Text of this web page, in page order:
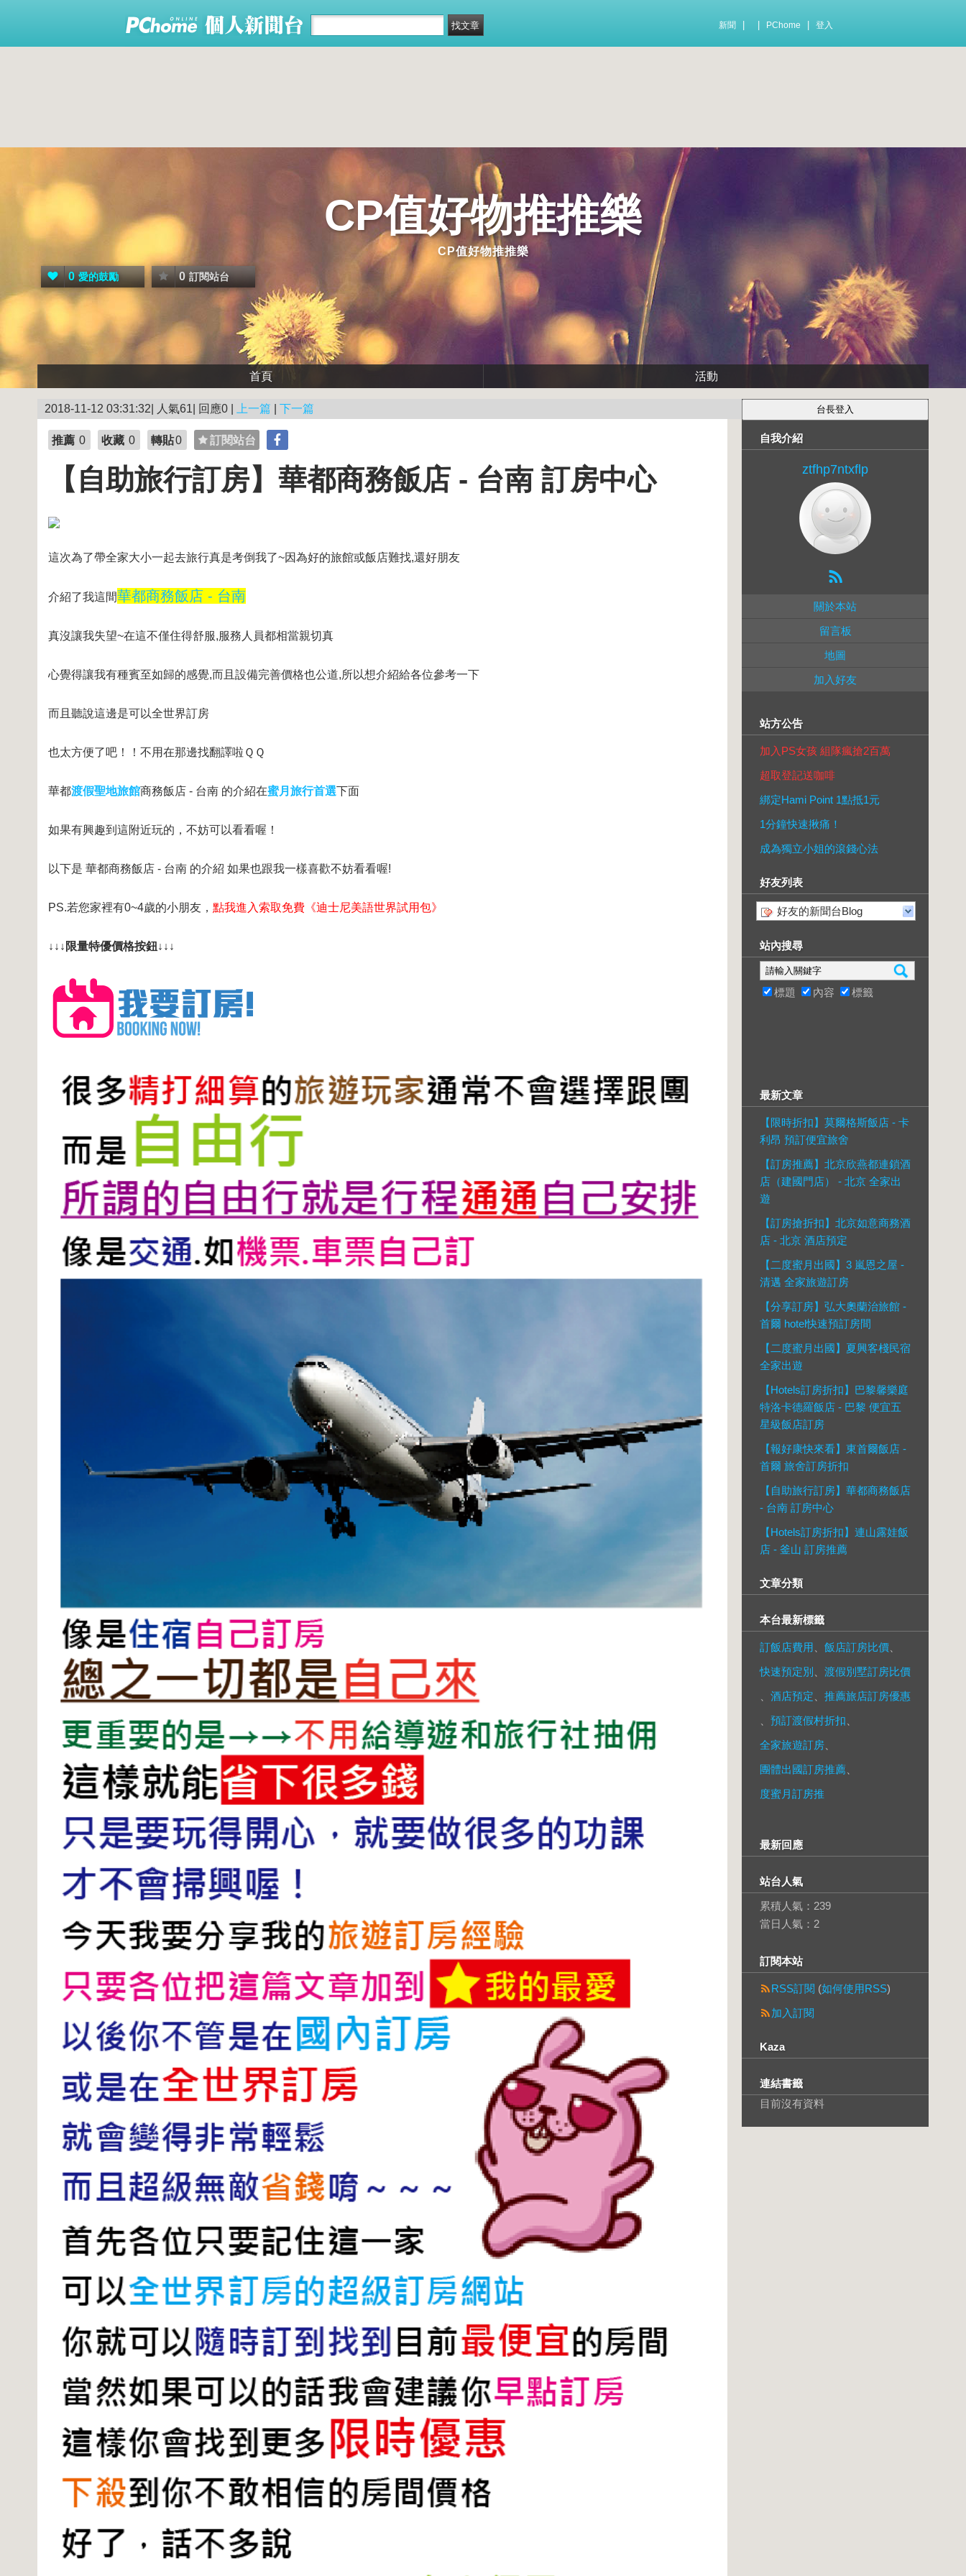
新聞 PChome 登入
CP值好物推推樂
CP值好物推推樂
0 愛的鼓勵 0 訂閱站台
首頁 活動
2018-11-12 03:31:32| 人氣61| 回應0 | 上一篇 下一篇
推薦 0 收藏 0 轉貼0 訂閱站台
【自助旅行訂房】華都商務飯店 - 台南 訂房中心
這次為了帶全家大小一起去旅行真是考倒我了~因為好的旅館或飯店難找,還好朋友
介紹了我這間華都商務飯店 - 台南
真沒讓我失望~在這不僅住得舒服,服務人員都相當親切真
心覺得讓我有種賓至如歸的感覺,而且設備完善價格也公道,所以想介紹給各位參考一下
而且聽說這邊是可以全世界訂房
也太方便了吧！！不用在那邊找翻譯啦ＱＱ
華都渡假聖地旅館商務飯店 - 台南 的介紹在蜜月旅行首選下面
如果有興趣到這附近玩的，不妨可以看看喔！
以下是 華都商務飯店 - 台南 的介紹 如果也跟我一樣喜歡不妨看看喔!
PS.若您家裡有0~4歲的小朋友， 點我進入索取免費《迪士尼美語世界試用包》
↓↓↓限量特優價格按鈕↓↓↓
自我介紹
ztfhp7ntxflp
關於本站
留言板
地圖
加入好友
站方公告
加入PS女孩 組隊瘋搶2百萬
超取登記送咖啡
綁定Hami Point 1點抵1元
1分鐘快速揪痛！
成為獨立小姐的滾錢心法
好友列表
好友的新聞台Blog
站內搜尋
標題 內容 標籤
最新文章
【限時折扣】莫爾格斯飯店 - 卡
利昂 預訂便宜旅舍
【訂房推薦】北京欣燕都連鎖酒
店（建國門店） - 北京 全家出
遊
【訂房搶折扣】北京如意商務酒
店 - 北京 酒店預定
【二度蜜月出國】3 嵐恩之屋 -
清邁 全家旅遊訂房
【分享訂房】弘大奧蘭治旅館 -
首爾 hotel快速預訂房間
【二度蜜月出國】夏興客棧民宿
全家出遊
【Hotels訂房折扣】巴黎馨樂庭
特洛卡德羅飯店 - 巴黎 便宜五
星級飯店訂房
【報好康快來看】東首爾飯店 -
首爾 旅舍訂房折扣
【自助旅行訂房】華都商務飯店
- 台南 訂房中心
【Hotels訂房折扣】連山露娃飯
店 - 釜山 訂房推薦
文章分類
本台最新標籤
訂飯店費用 飯店訂房比價
快速預定別
渡假別墅訂房比價
酒店預定
推薦旅店訂房優惠
預訂渡假村折扣
全家旅遊訂房
團體出國訂房推薦
度蜜月訂房推
最新回應
站台人氣
累積人氣： 239
當日人氣： 2
訂閱本站
RSS訂閱 (如何使用RSS)
加入訂閱
Kaza
連結書籤
目前沒有資料